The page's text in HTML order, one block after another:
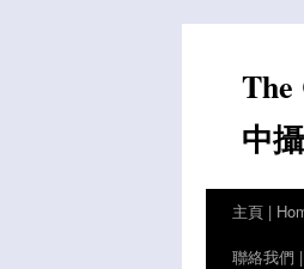
contentThe
中
主頁 |
聯絡我們